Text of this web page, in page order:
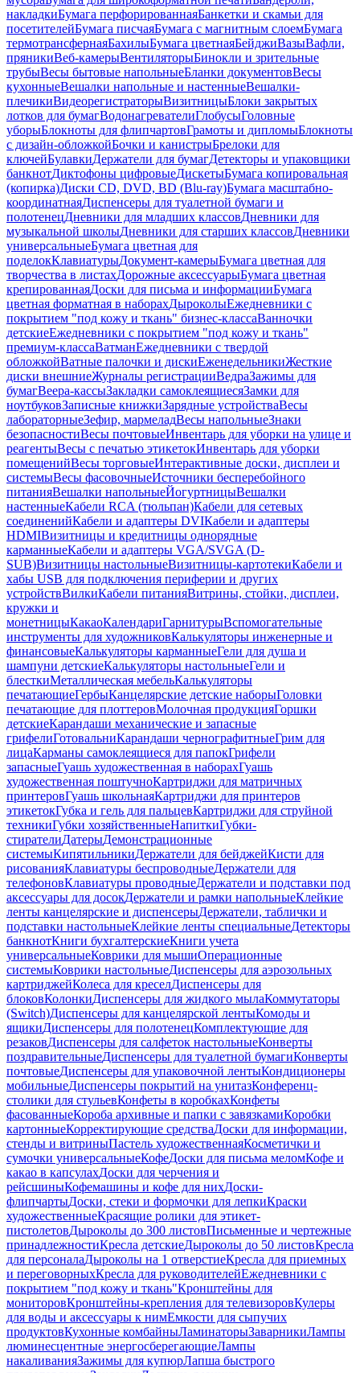
накладкиБумага перфорированнаяБанкетки и скамьи для
посетителейБумага писчаяБумага с магнитным слоемБумага
термотрансфернаяБахилыБумага цветнаяБейджиВазыВафли,
пряникиВеб-камерыВентиляторыБинокли и зрительные
трубыВесы бытовые напольныеБланки документовВесы
кухонныеВешалки напольные и настенныеВешалки-
плечикиВидеорегистраторыВизитницыБлоки закрытых
лотков для бумагВодонагревателиГлобусыГоловные
уборыБлокноты для флипчартовГрамоты и дипломыБлокноты
с дизайн-обложкойБочки и канистрыБрелоки для
ключейБулавкиДержатели для бумагДетекторы и упаковщики
банкнотДиктофоны цифровыеДискетыБумага копировальная
(копирка)Диски CD, DVD, BD (Blu-ray)Бумага масштабно-
координатнаяДиспенсеры для туалетной бумаги и
полотенецДневники для младших классовДневники для
музыкальной школыДневники для старших классовДневники
универсальныеБумага цветная для
поделокКлавиатурыДокумент-камерыБумага цветная для
творчества в листахДорожные аксессуарыБумага цветная
крепированнаяДоски для письма и информацииБумага
цветная форматная в наборахДыроколыЕжедневники с
покрытием "под кожу и ткань" бизнес-классаВанночки
детскиеЕжедневники с покрытием "под кожу и ткань"
премиум-классаВатманЕжедневники с твердой
обложкойВатные палочки и дискиЕженедельникиЖесткие
диски внешниеЖурналы регистрацииВедраЗажимы для
бумагВеера-кассыЗакладки самоклеящиесяЗамки для
ноутбуковЗаписные книжкиЗарядные устройстваВесы
лабораторныеЗефир, мармеладВесы напольныеЗнаки
безопасностиВесы почтовыеИнвентарь для уборки на улице и
реагентыВесы с печатью этикетокИнвентарь для уборки
помещенийВесы торговыеИнтерактивные доски, дисплеи и
системыВесы фасовочныеИсточники бесперебойного
питанияВешалки напольныеЙогуртницыВешалки
настенныеКабели RCA (тюльпан)Кабели для сетевых
соединенийКабели и адаптеры DVIКабели и адаптеры
HDMIВизитницы и кредитницы однорядные
карманныеКабели и адаптеры VGA/SVGA (D-
SUB)Визитницы настольныеВизитницы-картотекиКабели и
хабы USB для подключения периферии и других
устройствВилкиКабели питанияВитрины, стойки, дисплеи,
кружки и
монетницыКакаоКалендариГарнитурыВспомогательные
инструменты для художниковКалькуляторы инженерные и
финансовыеКалькуляторы карманныеГели для душа и
шампуни детскиеКалькуляторы настольныеГели и
блесткиМеталлическая мебельКалькуляторы
печатающиеГербыКанцелярские детские наборыГоловки
печатающие для плоттеровМолочная продукцияГоршки
детскиеКарандаши механические и запасные
грифелиГотовальниКарандаши чернографитныеГрим для
лицаКарманы самоклеящиеся для папокГрифели
запасныеГуашь художественная в наборахГуашь
художественная поштучноКартриджи для матричных
принтеровГуашь школьнаяКартриджи для принтеров
этикетокГубка и гель для пальцевКартриджи для струйной
техникиГубки хозяйственныеНапиткиГубки-
стирателиДатерыДемонстрационные
системыКипятильникиДержатели для бейджейКисти для
рисованияКлавиатуры беспроводныеДержатели для
телефоновКлавиатуры проводныеДержатели и подставки под
аксессуары для досокДержатели и рамки напольныеКлейкие
ленты канцелярские и диспенсерыДержатели, таблички и
подставки настольныеКлейкие ленты специальныеДетекторы
банкнотКниги бухгалтерскиеКниги учета
универсальныеКоврики для мышиОперационные
системыКоврики настольныеДиспенсеры для аэрозольных
картриджейКолеса для креселДиспенсеры для
блоковКолонкиДиспенсеры для жидкого мылаКоммутаторы
(Switch)Диспенсеры для канцелярской лентыКомоды и
ящикиДиспенсеры для полотенецКомплектующие для
резаковДиспенсеры для салфеток настольныеКонверты
поздравительныеДиспенсеры для туалетной бумагиКонверты
почтовыеДиспенсеры для упаковочной лентыКондиционеры
мобильныеДиспенсеры покрытий на унитазКонференц-
столики для стульевКонфеты в коробкахКонфеты
фасованныеКороба архивные и папки с завязкамиКоробки
картонныеКорректирующие средстваДоски для информации,
стенды и витриныПастель художественнаяКосметички и
сумочки универсальныеКофеДоски для письма меломКофе и
какао в капсулахДоски для черчения и
рейсшиныКофемашины и кофе для нихДоски-
флипчартыДоски, стеки и формочки для лепкиКраски
художественныеКрасящие ролики для этикет-
пистолетовДыроколы до 300 листовПисьменные и чертежные
принадлежностиКресла детскиеДыроколы до 50 листовКресла
для персоналаДыроколы на 1 отверстиеКресла для приемных
и переговорныхКресла для руководителейЕжедневники с
покрытием "под кожу и ткань"Кронштейны для
мониторовКронштейны-крепления для телевизоровКулеры
для воды и аксессуары к нимЕмкости для сыпучих
продуктовКухонные комбайныЛаминаторыЗаварникиЛампы
люминесцентные энергосберегающиеЛампы
накаливанияЗажимы для купюрЛапша быстрого